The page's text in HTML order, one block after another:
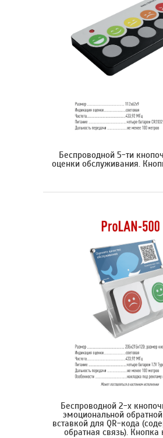
Беспроводной 5-ти
оценки обслуживания.
Беспроводной 2-х
эмоциональной
вставкой для QR-кода
обратная связь). Кнопка